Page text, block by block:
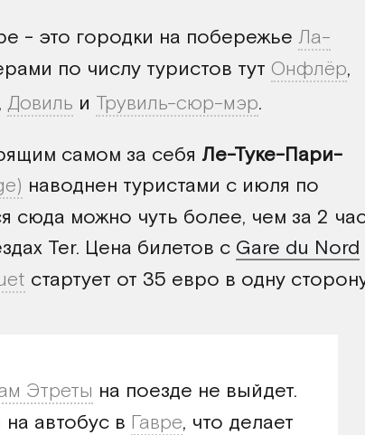
- это городки на побережье Ла-
по числу туристов тут Онфлёр,
, Довиль и Трувиль-сюр-мэр.
самом за себя Ле-Туке-Пари-
наводнен туристами с июля по
сюда можно чуть более, чем за 2
Ter. Цена билетов с Gare du Nord
стартует от 35 евро в одну
Этреты на поезде не выйдет.
автобус в Гавре, что делает